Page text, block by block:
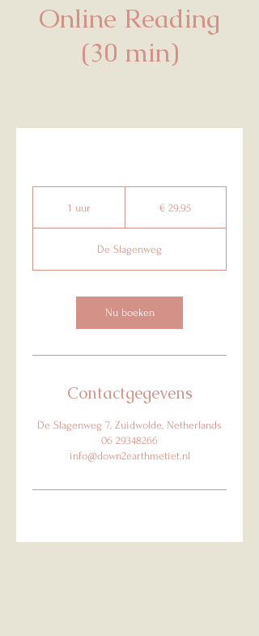
Online Reading
(30 min)
1 uur1
€ 29,95
De Slagenweg
Nu boeken
Contactgegevens
De Slagenweg 7, Zuidwolde, Netherlands
06 29348266
info@down2earthmetiet.nl